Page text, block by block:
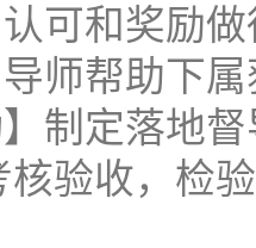
可和奖励
师帮助下
制定落地
核验收，检